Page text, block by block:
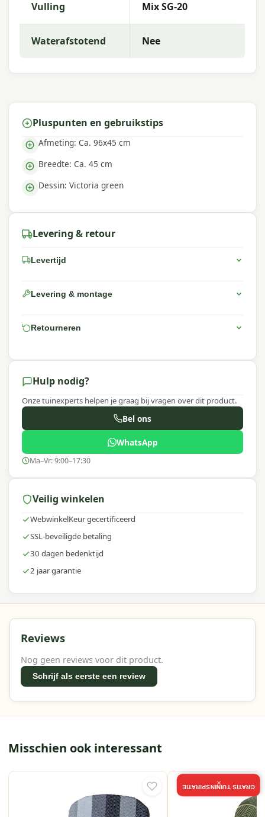
dessins, duurzame materialen en een uitstekende
pasvorm — perfect voor een comfortabele
buitenruimte.
Vulling Mix SG-20
Waterafstotend Nee
Pluspunten en gebruikstips
Afmeting: Ca. 96x45 cm
Breedte: Ca. 45 cm
Dessin: Victoria green
Levering & retour
Levertijd
Levering & montage
Retourneren
Hulp nodig?
Onze tuinexperts helpen je graag bij vragen over dit product.
Bel ons
WhatsApp
Ma–Vr: 9:00–17:30
Veilig winkelen
WebwinkelKeur gecertificeerd
SSL-beveiligde betaling
30 dagen bedenktijd
2 jaar garantie
Reviews
Nog geen reviews voor dit product.
Schrijf als eerste een review
Misschien ook interessant
GRATIS TUININSPIRATIE
×